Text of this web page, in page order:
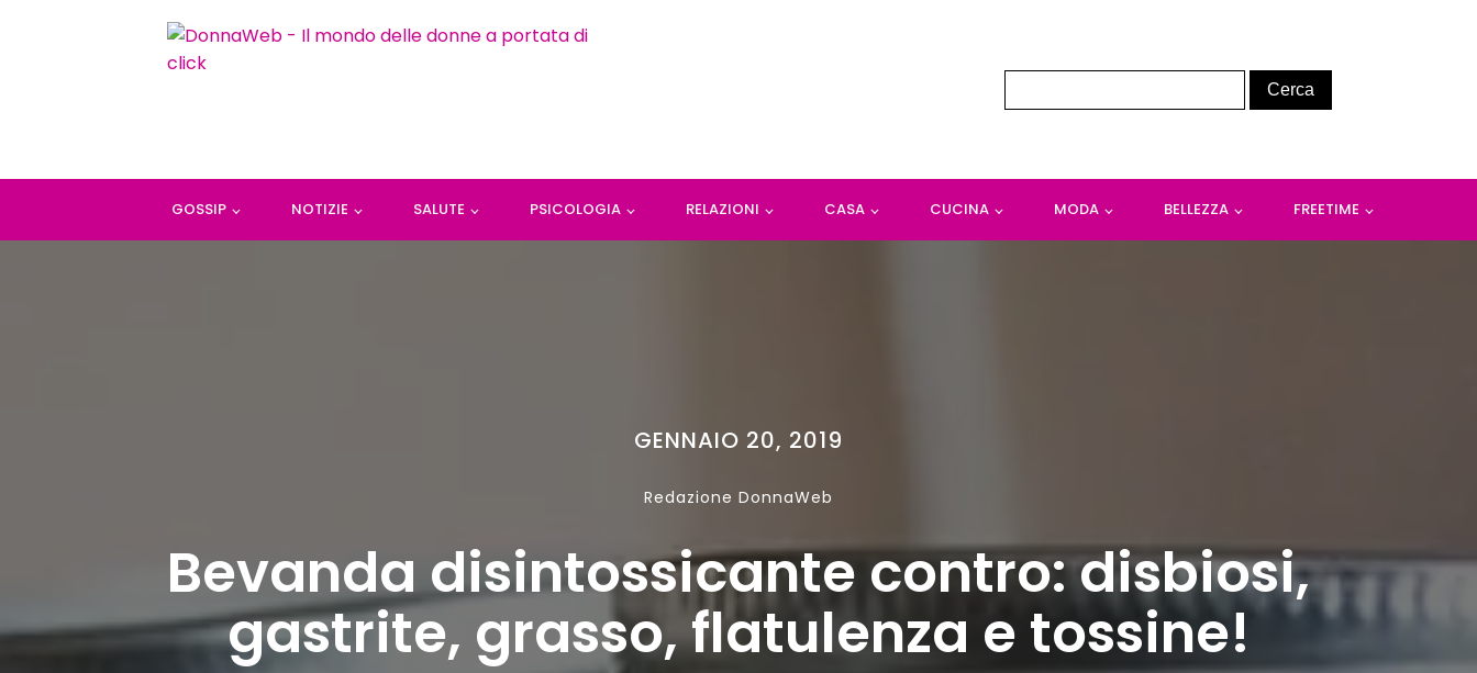
GOSSIP NOTIZIE SALUTE PSICOLOGIA RELAZIONI CASA CUCINA MODA BELLEZZA FREETIME
GENNAIO 20, 2019
Redazione DonnaWeb
Bevanda disintossicante contro: disbiosi,
gastrite, grasso, flatulenza e tossine!